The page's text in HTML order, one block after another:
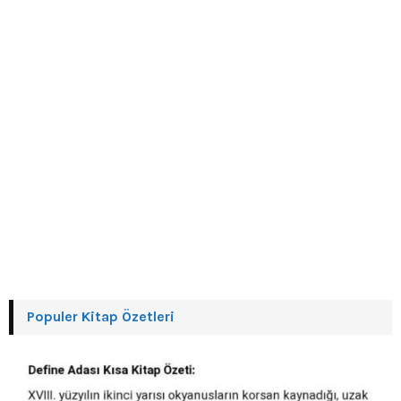
Populer Kitap Özetleri